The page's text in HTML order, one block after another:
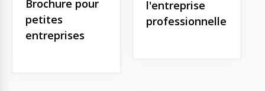
Brochure pour
petites
entreprises
l'entreprise
professionnelle